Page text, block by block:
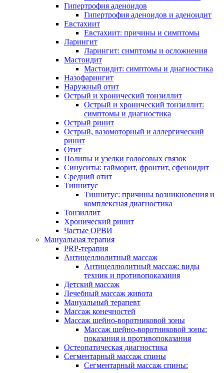
Гипертрофия аденоидов
Гипертрофия аденоидов и аденоидит
Евстахиит
Евстахиит: причины и симптомы
Ларингит
Ларингит: симптомы и осложнения
Мастоидит
Мастоидит: симптомы и диагностика
Назофарингит
Наружный отит
Острый и хронический тонзиллит
Острый и хронический тонзиллит:
симптомы и диагностика
Острый ринит
Острый, вазомоторный и аллергический
ринит
Отит
Полипы и узелки голосовых связок
Синуситы: гайморит, фронтит, сфеноидит
Средний отит
Тиннитус
Тиннитус: причины возникновения и
комплексная диагностика
Тонзиллит
Хронический ринит
Частые ОРВИ
Мануальная терапия
PRP-терапия
Антицеллюлитный массаж
Антицеллюлитный массаж: виды
техник и противопоказания
Детский массаж
Лечебный массаж живота
Мануальный терапевт
Массаж конечностей
Массаж шейно-воротниковой зоны
Массаж шейно-воротниковой зоны:
показания и противопоказания
Остеопатическая диагностика
Сегментарный массаж спины
Сегментарный массаж спины: